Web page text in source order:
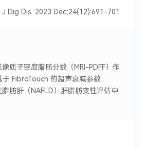
J Dig Dis. 2023 Dec;24(12):691-701.
质子密度脂肪分数（MRI-PDFF）作
于 FibroTouch 的超声衰减参数
脂肪肝（NAFLD）肝脂肪变性评估中